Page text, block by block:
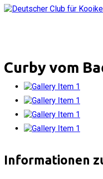
Curby vom
Informationen